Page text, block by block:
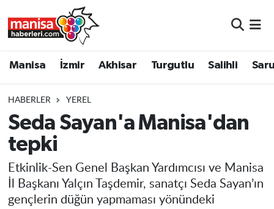
Manisa İzmir Akhisar Turgutlu Salihli
HABERLER YEREL
Seda Sayan'a Manisa'dan
tepki
Etkinlik-Sen Genel Başkan Yardımcısı ve Manisa
İl Başkanı Yalçın Taşdemir, sanatçı Seda Sayan’ın
gençlerin düğün yapmaması yönündeki
Turgutlu
Salihli
Saruhanlı
Manisa Nöbetçi Eczaneler
Manisa Trafik Yoğunluk Haritası
Süper Lig Puan Durumu ve Fikstür
Tüm Manşetler